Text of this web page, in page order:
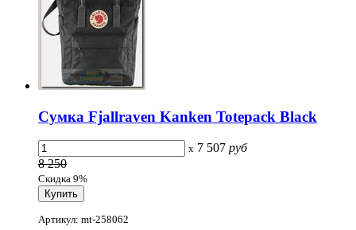
Сумка Fjallraven Kanken Totepack Black
x 7 507 руб
8 250
Скидка 9%
Артикул: mt-258062